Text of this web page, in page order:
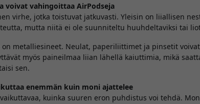
voivat vahingoittaa AirPodseja
virhe, jotka toistuvat jatkuvasti. Yleisin on liiallisen
mutta niitä ei ole suunniteltu huuhdeltaviksi tai
on metalliesineet. Neulat, paperiliittimet ja pinsetit
myös paineilmaa liian lähellä kaiuttimia, mikä
sen.
enemmän kuin moni ajattelee
kuinka suuren eron puhdistus voi tehdä.